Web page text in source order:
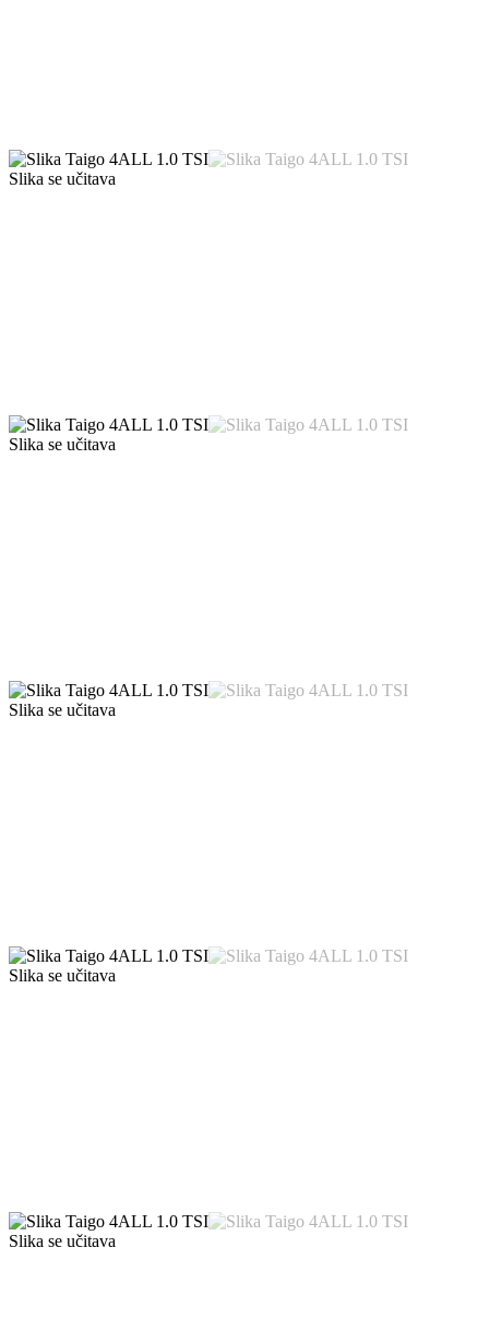
Slika se učitava
Slika se učitava
Slika se učitava
Slika se učitava
Slika se učitava